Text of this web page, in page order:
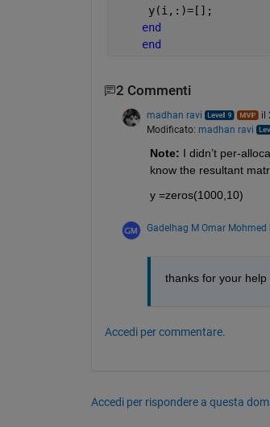
     y(i,:)=[];
end
end
2 Commenti
madhan ravi
il
Modificato: madhan ravi
Note: I didn’t per-
know the resultant
y =zeros(1000,10)
Gadelhag M Omar Mohmed
thanks for your help
Accedi per commentare.
Accedi per rispondere a questa